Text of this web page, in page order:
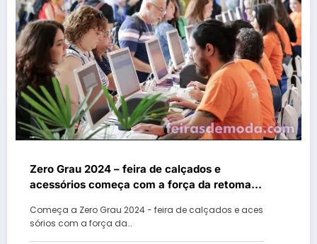
Zero Grau 2024 – feira de calçados e
acessórios começa com a força da retoma
Começa a Zero Grau 2024 - feira de calçados e aces
sórios com a força da…